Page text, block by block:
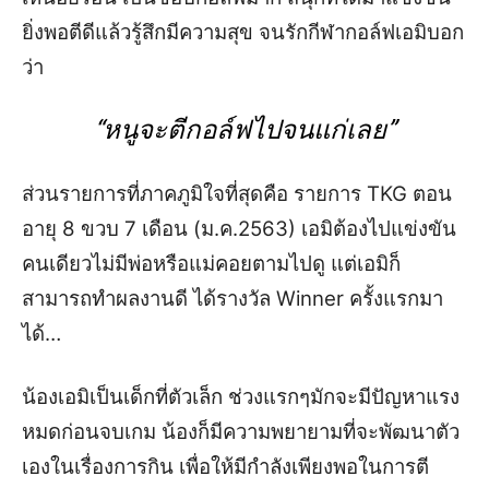
ยิ่งพอตีดีแล้วรู้สึกมีความสุข จนรักกีฬากอล์ฟเอมิบอก
ว่า
“หนูจะตีกอล์ฟไปจนแก่เลย”
ส่วนรายการที่ภาคภูมิใจที่สุดคือ รายการ TKG ตอน
อายุ 8 ขวบ 7 เดือน (ม.ค.2563) เอมิต้องไปแข่งขัน
คนเดียวไม่มีพ่อหรือแม่คอยตามไปดู แต่เอมิก็
สามารถทำผลงานดี ได้รางวัล Winner ครั้งแรกมา
ได้…
น้องเอมิเป็นเด็กที่ตัวเล็ก ช่วงแรกๆมักจะมีปัญหาแรง
หมดก่อนจบเกม น้องก็มีความพยายามที่จะพัฒนาตัว
เองในเรื่องการกิน เพื่อให้มีกำลังเพียงพอในการตี